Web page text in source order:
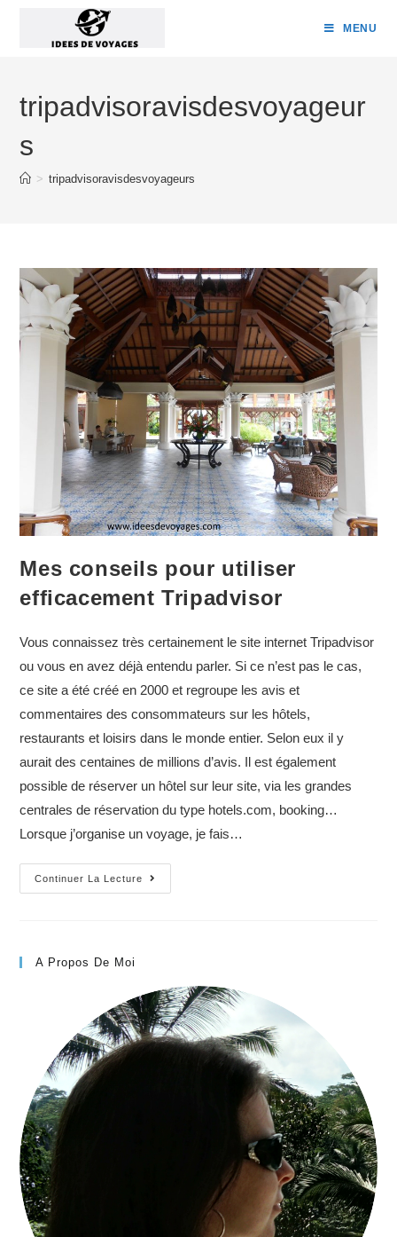
MENU
tripadvisoravisdesvoyageur
s
> tripadvisoravisdesvoyageurs
Mes conseils pour utiliser
efficacement Tripadvisor
Vous connaissez très certainement le site internet Tripadvisor
ou vous en avez déjà entendu parler. Si ce n’est pas le cas,
ce site a été créé en 2000 et regroupe les avis et
commentaires des consommateurs sur les hôtels,
restaurants et loisirs dans le monde entier. Selon eux il y
aurait des centaines de millions d’avis. Il est également
possible de réserver un hôtel sur leur site, via les grandes
centrales de réservation du type hotels.com, booking…
Lorsque j’organise un voyage, je fais…
Continuer La Lecture
conseils
Tripadvisor
A Propos De Moi